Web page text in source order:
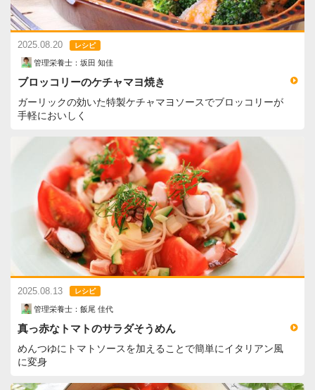
2025.08.20 レシピ
管理栄養士：坂田 知佳
ブロッコリーのケチャマヨ焼き
ガーリックの効いた特製ケチャマヨソースでブロッコリーが
手軽においしく
2025.08.13 レシピ
管理栄養士：飯尾 佳代
真っ赤なトマトのサラダそうめん
めんつゆにトマトソースを加えることで簡単にイタリアン風
に変身